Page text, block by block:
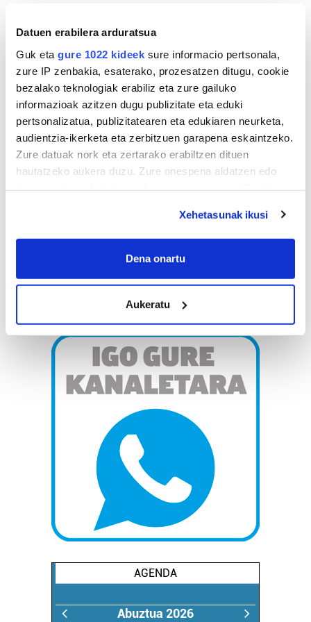
Datuen erabilera arduratsua
Guk eta gure 1022 kideek sure informacio pertsonala,
zure IP zenbakia, esaterako, prozesatzen ditugu, cookie
bezalako teknologiak erabiliz eta zure gailuko
informazioak azitzen dugu publizitate eta eduki
pertsonalizatua, publizitatearen eta edukiaren neurketa,
audientzia-ikerketa eta zerbitzuen garapena eskaintzeko.
Zure datuak nork eta zertarako erabiltzen dituen
hautatzeko aukera duzu. Zure onespena aldatzen edo
If you allow, we would also like to:
Collect information about your geographical
meters
Identify your device by actively scanning it for
specific characteristics (fingerprinting)
Find out more about how your personal data is processed
and set your preferences in thedetails section
Guk eta gure bazkideek zure datu pertsonalak
prozesatzen ditugu, zure IP zenbakia, besteak beste,
teknologia erabiliz, cookieak adibidez, iragarki eta eduki
pertsonalizatuak eskaintzeko, iragarkiak eta edukia
neurtzeko, jendeari buruzko informazioa biltzeko eta
produktuak garatzeko. Zure datuak nork eta zertarako
erabiltzen dituen hauta dezakezu.
Bazkide batzuek ez dizute baimenik eskatzen, eta beren
interes komertzial legitimoetan babesten dira. Ikusi gure
duten interes legitimoa eta horren aurka nola egin
Xehetasunak ikusi
Dena onartu
Aukeratu
AGENDA
Abuztua 2026